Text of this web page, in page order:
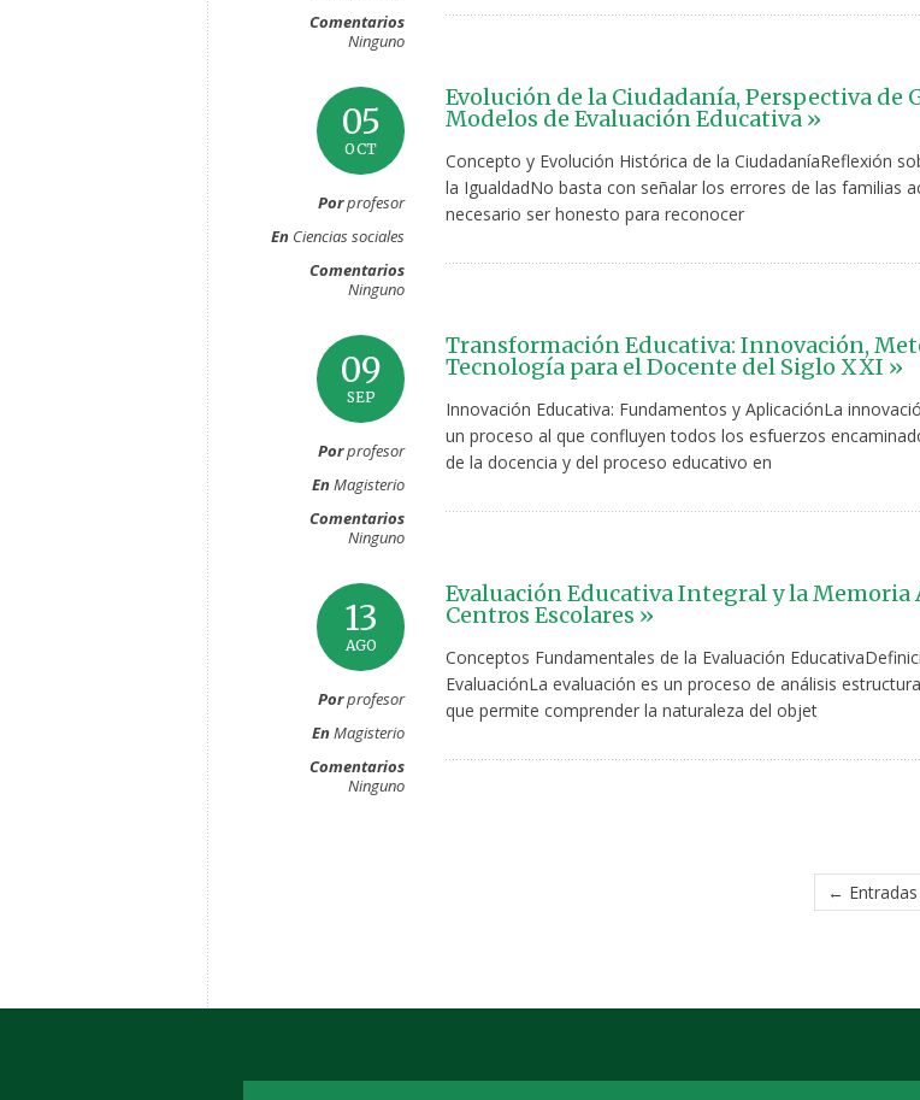
Comentarios
Ninguno
05
OCT
Porprofesor
En Ciencias sociales
Comentarios
Ninguno
Evolución de la Ciudadanía, Perspectiva de
Modelos de Evaluación Educativa »
Concepto y Evolución Histórica de la CiudadaníaReflexión
la IgualdadNo basta con señalar los errores de las familias
necesario ser honesto para reconocer
09
SEP
Porprofesor
EnMagisterio
Comentarios
Ninguno
Transformación Educativa: Innovación,
Tecnología para el Docente del Siglo XXI »
Innovación Educativa: Fundamentos y AplicaciónLa
un proceso al que confluyen todos los esfuerzos
de la docencia y del proceso educativo en
13
AGO
Porprofesor
EnMagisterio
Comentarios
Ninguno
Evaluación Educativa Integral y la Memoria
Centros Escolares »
Conceptos Fundamentales de la Evaluación
EvaluaciónLa evaluación es un proceso de análisis
que permite comprender la naturaleza del objet
←